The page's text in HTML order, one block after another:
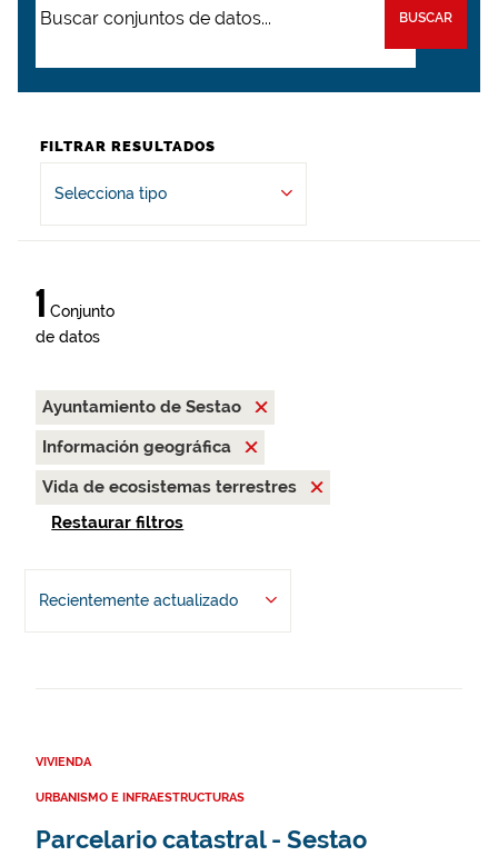
BUSCAR
FILTRAR RESULTADOS
Selecciona tipo
1 Conjunto
de datos
Ayuntamiento de Sestao
Información geográfica
Vida de ecosistemas terrestres
Restaurar filtros
Recientemente actualizado
VIVIENDA
URBANISMO E INFRAESTRUCTURAS
Parcelario catastral - Sestao